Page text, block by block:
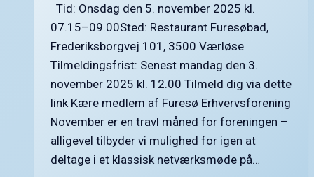
Tid: Onsdag den 5. november 2025 kl.
07.15–09.00Sted: Restaurant Furesøbad,
Frederiksborgvej 101, 3500 Værløse
Tilmeldingsfrist: Senest mandag den 3.
november 2025 kl. 12.00 Tilmeld dig via dette
link Kære medlem af Furesø Erhvervsforening
November er en travl måned for foreningen –
alligevel tilbyder vi mulighed for igen at
deltage i et klassisk netværksmøde på…